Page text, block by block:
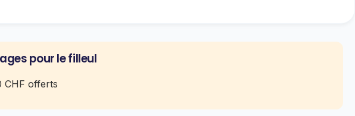
pour le filleul
CHF offerts